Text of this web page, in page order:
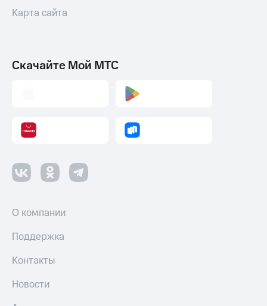
Карта сайта
Скачайте Мой МТС
О компании
Поддержка
Контакты
Новости